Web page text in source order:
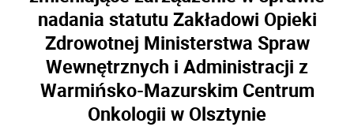
nadania statutu Zakładowi Opieki
Zdrowotnej Ministerstwa Spraw
Wewnętrznych i Administracji z
Warmińsko-Mazurskim Centrum
Onkologii w Olsztynie